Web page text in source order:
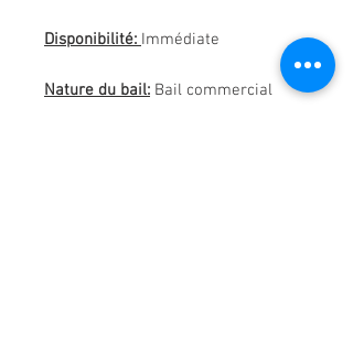
Disponibilité: Immédiate
Nature du bail: Bail commercial